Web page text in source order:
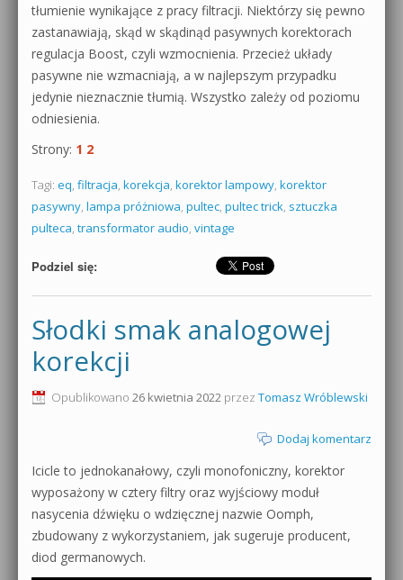
tłumienie wynikające z pracy filtracji. Niektórzy się pewno
zastanawiają, skąd w skądinąd pasywnych korektorach
regulacja Boost, czyli wzmocnienia. Przecież układy
pasywne nie wzmacniają, a w najlepszym przypadku
jedynie nieznacznie tłumią. Wszystko zależy od poziomu
odniesienia.
Strony: 1 2
Tagi: eq, filtracja, korekcja, korektor lampowy, korektor
pasywny, lampa próżniowa, pultec, pultec trick, sztuczka
pulteca, transformator audio, vintage
Podziel się:
Słodki smak analogowej
korekcji
Opublikowano 26 kwietnia 2022 przez Tomasz Wróblewski
Dodaj komentarz
Icicle to jednokanałowy, czyli monofoniczny, korektor
wyposażony w cztery filtry oraz wyjściowy moduł
nasycenia dźwięku o wdzięcznej nazwie Oomph,
zbudowany z wykorzystaniem, jak sugeruje producent,
diod germanowych.